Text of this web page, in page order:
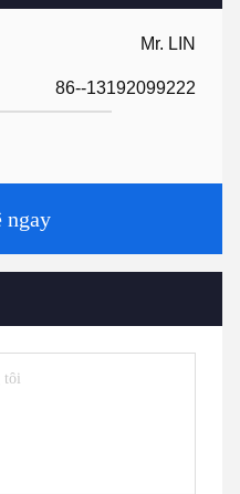
Mr. LIN
86--13192099222
ngay